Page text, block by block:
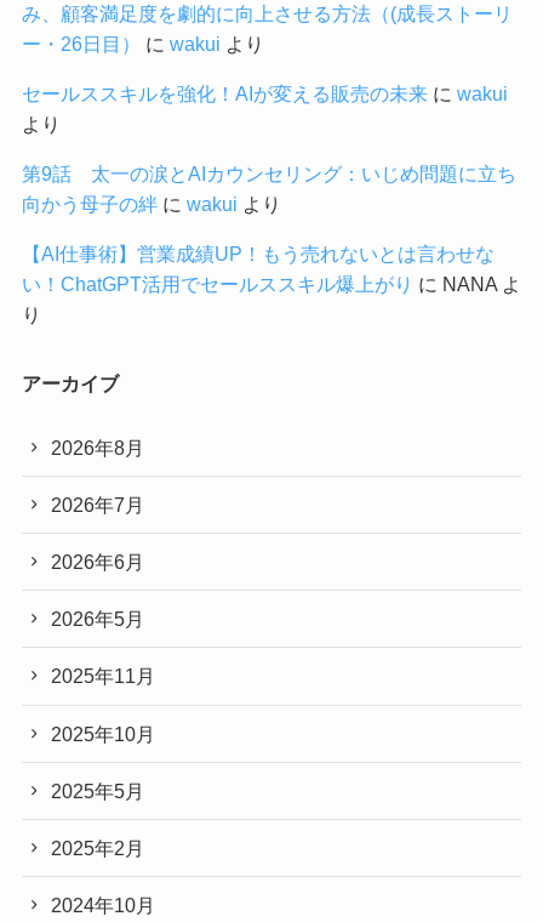
み、顧客満足度を劇的に向上させる方法（(成長ストーリ
ー・26日目）
に wakui より
セールススキルを強化！AIが変える販売の未来に wakui
より
第9話 太一の涙とAIカウンセリング：いじめ問題に立ち
向かう母子の絆に wakui より
【AI仕事術】営業成績UP！もう売れないとは言わせな
い！ChatGPT活用でセールススキル爆上がり に NANAよ
り
アーカイブ
2026年8月
2026年7月
2026年6月
2026年5月
2025年11月
2025年10月
2025年5月
2025年2月
2024年10月